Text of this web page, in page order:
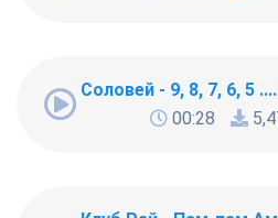
Соловей - 9, 8, 7, 6, 5
00:28